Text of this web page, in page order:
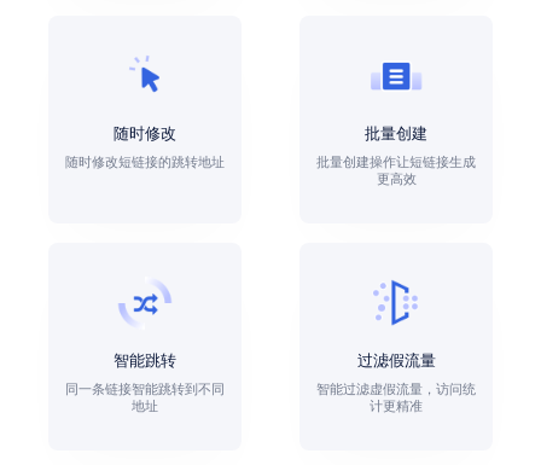
随时修改
随时修改短链接的跳转地址
批量创建
批量创建操作让短链接生成
更高效
智能跳转
同一条链接智能跳转到不同
地址
过滤假流量
智能过滤虚假流量，访问统
计更精准